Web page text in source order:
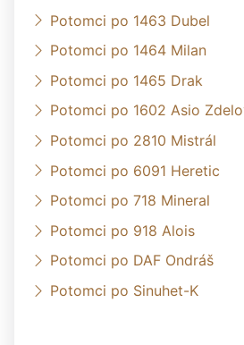
Potomci po 1463 Dubel
Potomci po 1464 Milan
Potomci po 1465 Drak
Potomci po 1602 Asio
Potomci po 2810 Mistrál
Potomci po 6091 Heretic
Potomci po 718 Mineral
Potomci po 918 Alois
Potomci po DAF Ondráš
Potomci po Sinuhet-K